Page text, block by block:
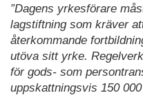
”Dagens yrkesförare
lagstiftning som kräver
återkommande
utöva sitt yrke.
för gods- som
uppskattningsvis 150